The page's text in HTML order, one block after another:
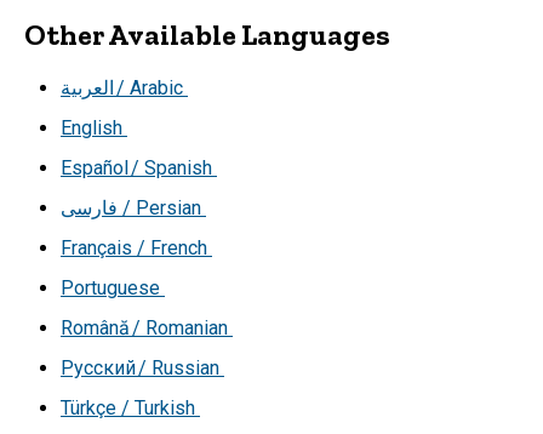
Other Available Languages
العربية / Arabic
English
Español / Spanish
فارسی / Persian
Français / French
Portuguese
Română / Romanian
Русский / Russian
Türkçe / Turkish